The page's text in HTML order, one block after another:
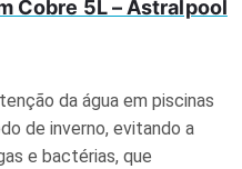
Cobre 5L – Astralpool
da água em piscinas
de inverno, evitando a
e bactérias, que